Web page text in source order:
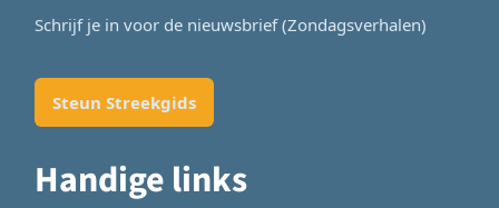
Schrijf je in voor de nieuwsbrief (Zondagsverhalen)
Steun Streekgids
Handige links